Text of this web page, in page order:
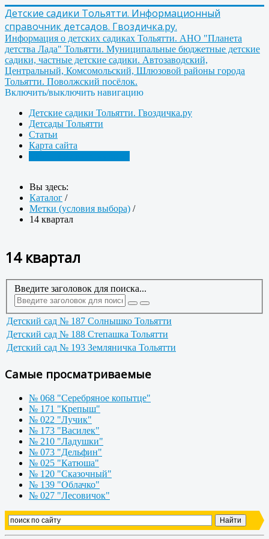
Детские садики Тольятти. Информационный
справочник детсадов. Гвоздичка.ру.
Информация о детских садиках Тольятти. АНО "Планета
детства Лада" Тольятти. Муниципальные бюджетные детские
садики, частные детские садики. Автозаводский,
Центральный, Комсомольский, Шлюзовой районы города
Тольятти. Поволжский посёлок.
Включить/выключить навигацию
Детские садики Тольятти. Гвоздичка.ру
Детсады Тольятти
Статьи
Карта сайта
Вы здесь:
Каталог /
Метки (условия выбора) /
14 квартал
14 квартал
Введите заголовок для поиска...
Детский сад № 187 Солнышко Тольятти
Детский сад № 188 Степашка Тольятти
Детский сад № 193 Земляничка Тольятти
Самые просматриваемые
№ 068 "Серебряное копытце"
№ 171 "Крепыш"
№ 022 "Лучик"
№ 173 "Василек"
№ 210 "Ладушки"
№ 073 "Дельфин"
№ 025 "Катюша"
№ 120 "Сказочный"
№ 139 "Облачко"
№ 027 "Лесовичок"